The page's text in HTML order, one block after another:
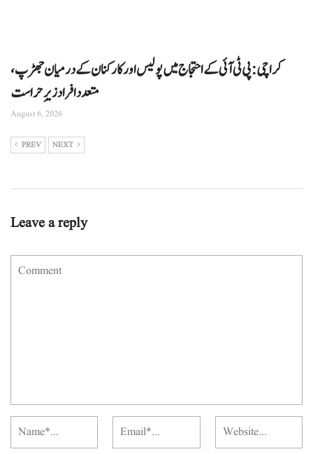
کراچی: پی ٹی آئی کے احتجاج میں پولیس اور کارکنان کے درمیان جھڑپ،
متعدد افراد زیرِ حراست
August 6, 2026
PREV NEXT
Leave a reply